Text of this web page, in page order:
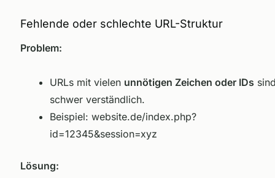
Fehlende oder schlechte URL-Struktur
Problem:
URLs mit vielen unnötigen Zeichen oder IDs
schwer verständlich.
Beispiel: website.de/index.php?
id=12345&session=xyz
Lösung: